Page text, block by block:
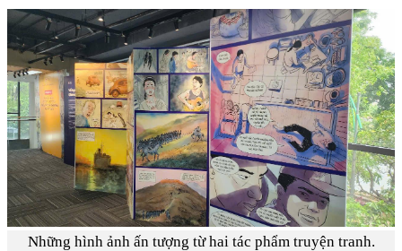
Những hình ảnh ấn tượng từ hai tác phẩm truyện tranh.